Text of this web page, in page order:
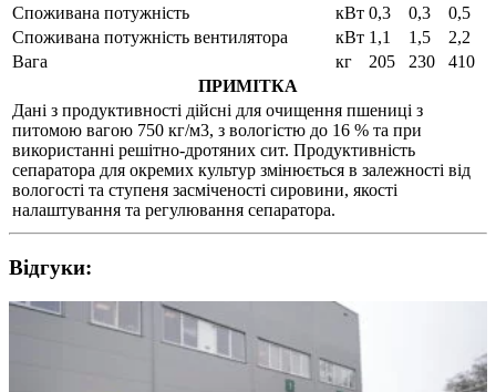
Споживана потужність
кВт 0,3 0,3
0,5
Споживана потужність вентилятора
кВт 1,1 1,5
2,2
Вага
кг 205 230
410
ПРИМІТКА
Дані з продуктивності дійсні для очищення пшениці з
питомою вагою 750 кг/м3, з вологістю до 16 % та при
використанні решітно-дротяних сит. Продуктивність
сепаратора для окремих культур змінюється в залежності від
вологості та ступеня засміченості сировини, якості
налаштування та регулювання сепаратора.
Відгуки: